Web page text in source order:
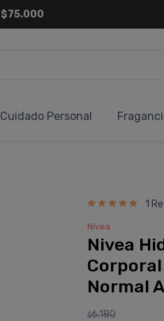
Cuidado Personal
1
Nivea
Nivea
Normal
$6.180